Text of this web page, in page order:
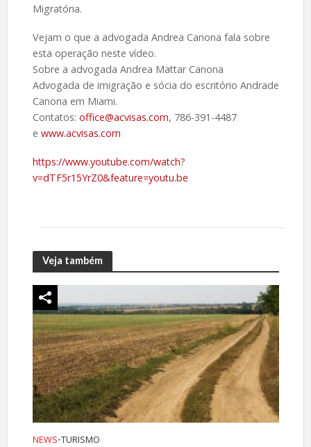
Migratória.
Vejam o que a advogada Andrea Canona fala sobre
esta operação neste vídeo.
Sobre a advogada Andrea Mattar Canona
Advogada de imigração e sócia do escritório Andrade
Canona em Miami.
Contatos: office@acvisas.com, 786-391-4487
e www.acvisas.com
https://www.youtube.com/watch?
v=dTF5r15YrZ0&feature=youtu.be
Veja também
NEWS•TURISMO